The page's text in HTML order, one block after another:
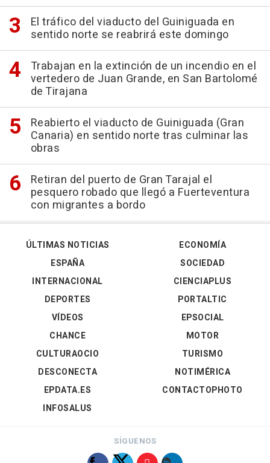
El tráfico del viaducto del Guiniguada en
sentido norte se reabrirá este domingo
Trabajan en la extinción de un incendio en el
vertedero de Juan Grande, en San Bartolomé
de Tirajana
Reabierto el viaducto de Guiniguada (Gran
Canaria) en sentido norte tras culminar las
obras
Retiran del puerto de Gran Tarajal el
pesquero robado que llegó a Fuerteventura
con migrantes a bordo
ÚLTIMAS NOTICIAS
ESPAÑA
INTERNACIONAL
DEPORTES
VÍDEOS
ECONOMÍA
SOCIEDAD
CIENCIAPLUS
PORTALTIC
EPSOCIAL
CHANCE
CULTURAOCIO
DESCONECTA
EPDATA.ES
INFOSALUS
MOTOR
TURISMO
NOTIMÉRICA
CONTACTOPHOTO
SÍGUENOS